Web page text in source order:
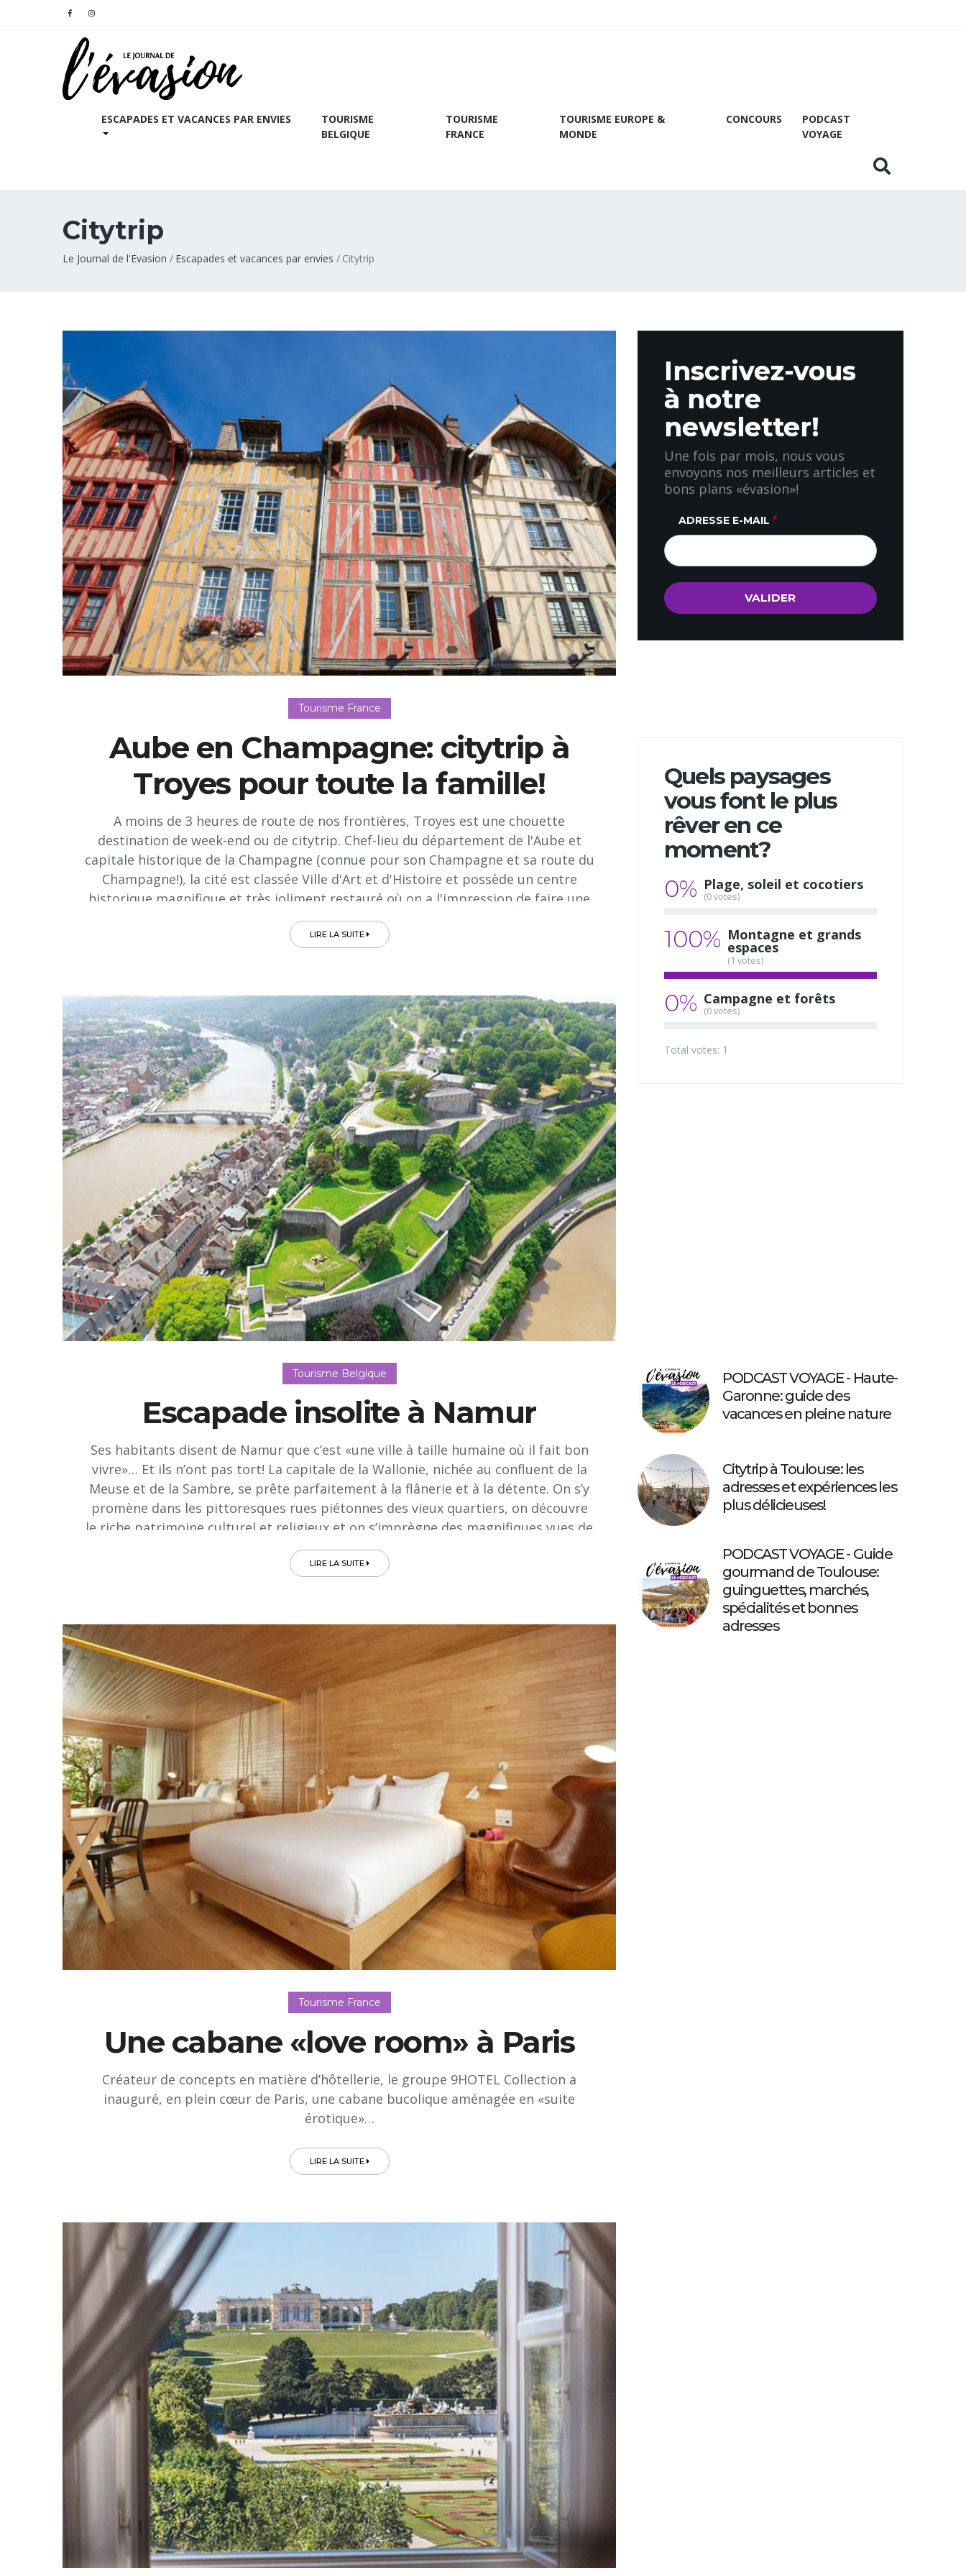
ESCAPADES ET VACANCES PAR ENVIES
TOURISME
BELGIQUE
TOURISME
FRANCE
TOURISME EUROPE &
MONDE
CONCOURS
PODCAST
VOYAGE
Citytrip
Fil
Le Journal de l'Evasion Escapades et vacances par envies Citytrip
Tourisme France
Aube en Champagne: citytrip à
Troyes pour toute la famille!
A moins de 3 heures de route de nos frontières, Troyes est une chouette
destination de week-end ou de citytrip. Chef-lieu du département de l'Aube et
capitale historique de la Champagne (connue pour son Champagne et sa route du
Champagne!), la cité est classée Ville d'Art et d'Histoire et possède un centre
historique magnifique et très joliment restauré où on a l'impression de faire une
plongée au Moyen-Age et à la Renaissance. Détail insolite: ce centre historique,
avec ses ruelles, courettes et places fleuries, ses maisons à pans de bois et ses
pour toute la famille...
&nbsp;
LIRE LA SUITE
Tourisme Belgique
Escapade insolite à Namur
Ses habitants disent de Namur que c’est «une ville à taille humaine où il fait bon
vivre»… Et ils n’ont pas tort! La capitale de la Wallonie, nichée au confluent de la
Meuse et de la Sambre, se prête parfaitement à la flânerie et à la détente. On s’y
promène dans les pittoresques rues piétonnes des vieux quartiers, on découvre
le riche patrimoine culturel et religieux et on s’imprègne des magnifiques vues de
la citadelle qui surplombe la ville. Mais Namur peut également se découvrir au
travers d'une multitude d’activités insolites, tels que les balades en pousse-
découvertes et des bonnes adresses pour un week-end original à Namur...
LIRE LA SUITE
Tourisme France
Une cabane «love room» à Paris
Créateur de concepts en matière d’hôtellerie, le groupe 9HOTEL Collection a
inauguré, en plein cœur de Paris, une cabane bucolique aménagée en «suite
érotique»…
LIRE LA SUITE
Inscrivez-vous
à notre
newsletter!
Une fois par mois, nous vous
envoyons nos meilleurs articles et
bons plans «évasion»!
ADRESSE E-MAIL
Quels paysages
vous font le plus
rêver en ce
moment?
0% Plage, soleil et cocotiers
(0 votes)
100% Montagne et grands
espaces
(1 votes)
0% Campagne et forêts
(0 votes)
Total votes: 1
PODCAST VOYAGE - Haute-
Garonne: guide des
vacances en pleine nature
Citytrip à Toulouse: les
adresses et expériences les
plus délicieuses!
PODCAST VOYAGE - Guide
gourmand de Toulouse:
guinguettes, marchés,
spécialités et bonnes
adresses